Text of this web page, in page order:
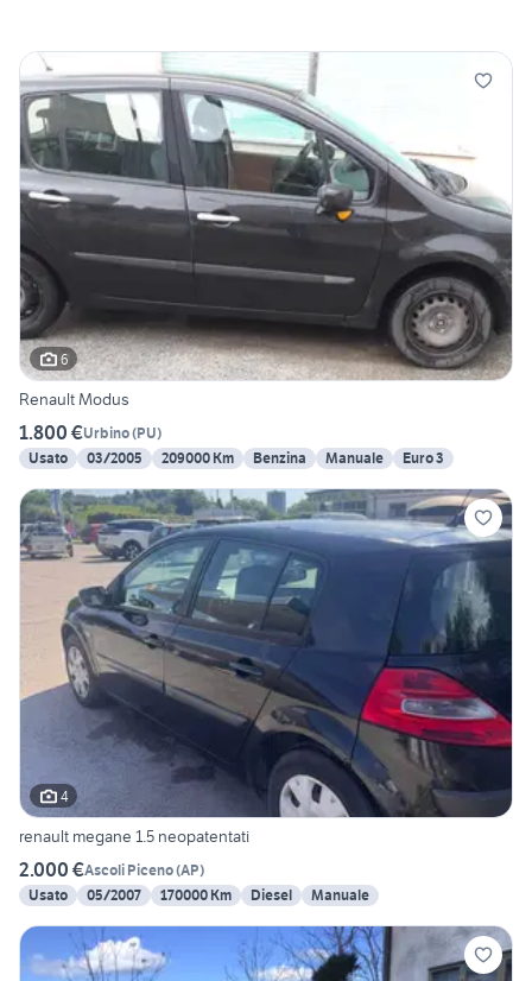
6
Renault Modus
1.800 €Urbino(PU)
Usato
03/2005 209000 Km Benzina Manuale Euro 3
4
renault megane 1.5 neopatentati
2.000 €Ascoli Piceno(AP)
Usato
05/2007 170000 Km Diesel Manuale